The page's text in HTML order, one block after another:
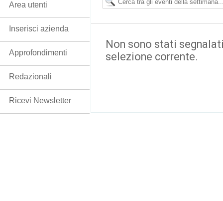
Non sono stati
selezione corrente.
Area utenti
Inserisci azienda
Approfondimenti
Redazionali
Ricevi Newsletter